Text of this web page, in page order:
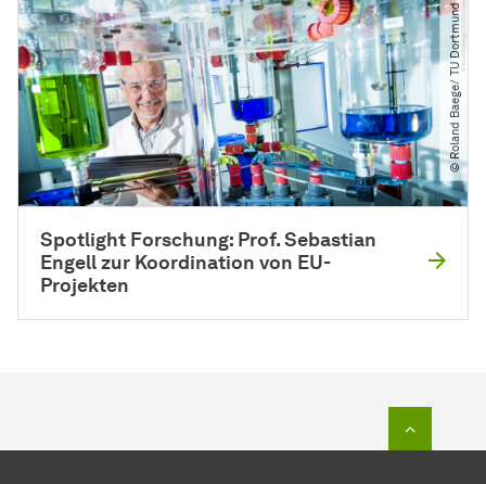
© Roland Baege​/​ TU Dortmund
Spotlight Forschung: Prof. Sebastian
Engell zur Koordination von EU-
Projekten